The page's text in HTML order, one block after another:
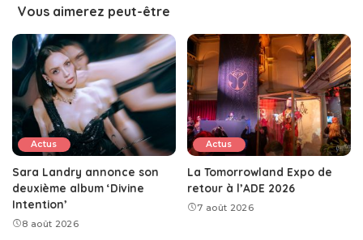
Vous aimerez peut-être
Actus
Sara Landry annonce son
deuxième album ‘Divine
Intention’
8 août 2026
Actus
La Tomorrowland Expo de
retour à l’ADE 2026
7 août 2026